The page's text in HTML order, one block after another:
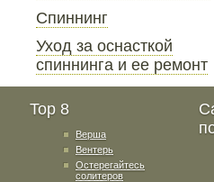
Спиннинг
Уход за оснасткой
спиннинга и ее ремонт
Top 8
Верша
Вентерь
Остерегайтесь
солитеров